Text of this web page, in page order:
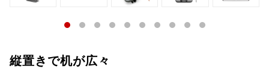
縦置きで机が広々